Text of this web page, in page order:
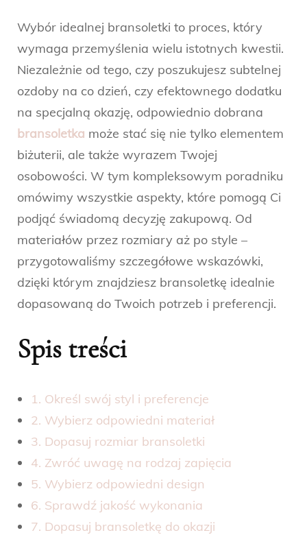
Wybór idealnej bransoletki to proces, który
wymaga przemyślenia wielu istotnych kwestii.
Niezależnie od tego, czy poszukujesz subtelnej
ozdoby na co dzień, czy efektownego dodatku
na specjalną okazję, odpowiednio dobrana
bransoletka może stać się nie tylko elementem
biżuterii, ale także wyrazem Twojej
osobowości. W tym kompleksowym poradniku
omówimy wszystkie aspekty, które pomogą Ci
podjąć świadomą decyzję zakupową. Od
materiałów przez rozmiary aż po style –
przygotowaliśmy szczegółowe wskazówki,
dzięki którym znajdziesz bransoletkę idealnie
dopasowaną do Twoich potrzeb i preferencji.
Spis treści
1. Określ swój styl i preferencje
2. Wybierz odpowiedni materiał
3. Dopasuj rozmiar bransoletki
4. Zwróć uwagę na rodzaj zapięcia
5. Wybierz odpowiedni design
6. Sprawdź jakość wykonania
7. Dopasuj bransoletkę do okazji